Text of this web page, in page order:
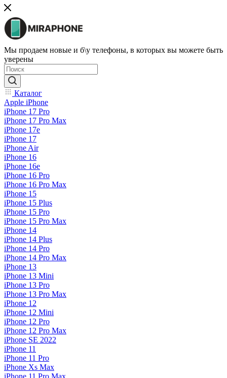
Мы продаем новые и б\у телефоны, в которых вы можете быть
уверены
Каталог
Apple iPhone
iPhone 17 Pro
iPhone 17 Pro Max
iPhone 17e
iPhone 17
iPhone Air
iPhone 16
iPhone 16e
iPhone 16 Pro
iPhone 16 Pro Max
iPhone 15
iPhone 15 Plus
iPhone 15 Pro
iPhone 15 Pro Max
iPhone 14
iPhone 14 Plus
iPhone 14 Pro
iPhone 14 Pro Max
iPhone 13
iPhone 13 Mini
iPhone 13 Pro
iPhone 13 Pro Max
iPhone 12
iPhone 12 Mini
iPhone 12 Pro
iPhone 12 Pro Max
iPhone SE 2022
iPhone 11
iPhone 11 Pro
iPhone Xs Max
iPhone 11 Pro Max